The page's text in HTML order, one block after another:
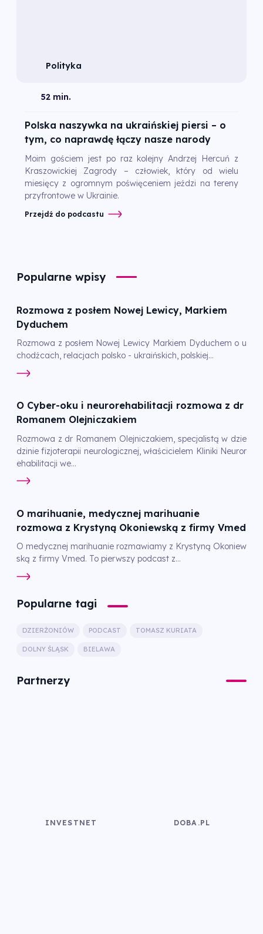
Polityka
52 min.
Polska naszywka na ukraińskiej piersi – o
tym, co naprawdę łączy nasze narody
Moim gościem jest po raz kolejny Andrzej Hercuń z
Kraszowickiej Zagrody – człowiek, który od wielu
miesięcy z ogromnym poświęceniem jeździ na tereny
przyfrontowe w Ukrainie.
Przejdź do podcastu
Popularne wpisy
Rozmowa z posłem Nowej Lewicy, Markiem
Dyduchem
Rozmowa z posłem Nowej Lewicy Markiem Dyduchem o u
chodźcach, relacjach polsko - ukraińskich, polskiej...
O Cyber-oku i neurorehabilitacji rozmowa z dr
Romanem Olejniczakiem
Rozmowa z dr Romanem Olejniczakiem, specjalistą w dzie
dzinie fizjoterapii neurologicznej, właścicielem Kliniki Neuror
ehabilitacji we...
O marihuanie, medycznej marihuanie
rozmowa z Krystyną Okoniewską z firmy Vmed
O medycznej marihuanie rozmawiamy z Krystyną Okoniew
ską z firmy Vmed. To pierwszy podcast z...
Popularne tagi
DZIERŻONIÓW PODCAST TOMASZ KURIATA
DOLNY ŚLĄSK BIELAWA
Partnerzy
INVESTNET DOBA.PL